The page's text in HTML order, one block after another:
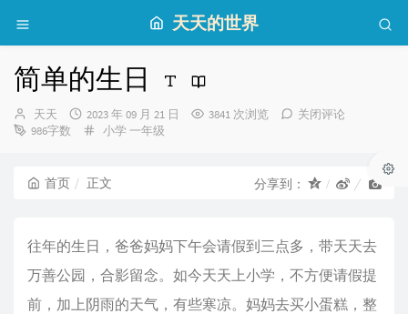
天天的世界
简单的生日
博
主：
天天
发
布
2023 年 09 月 21 日 3841 次浏览
关闭评论
986字数
分
小学 一年级
首页 正文 分享到：
往年的生日，爸爸妈妈下午会请假到三点多，带天天去
万善公园，合影留念。如今天天上小学，不方便请假提
前，加上阴雨的天气，有些寒凉。妈妈去买小蛋糕，整